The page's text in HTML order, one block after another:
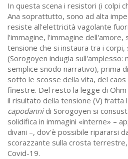
In questa scena i resistori (i colpi
Ana soprattutto, sono ad alta
resiste all'elettricità vagolante
l'immagine, l'immagine
tensione che si instaura tra i corpi,
(Sorogoyen indugia sull'amplesso:
semplice snodo narrativo), prima
sotto le scosse della vita, del
finestre. Del resto la legge di
il risultato della tensione (V) fratta
capodannidi Sorogoyen si
solidifica in immagini «interne» –
divani –, dov'è possibile ripararsi
scorazzante sulla crosta
Covid-19.